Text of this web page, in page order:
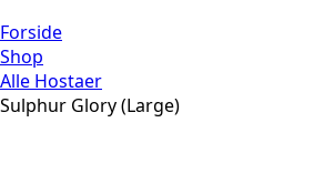
Forside
Shop
Alle Hostaer
Sulphur Glory (Large)